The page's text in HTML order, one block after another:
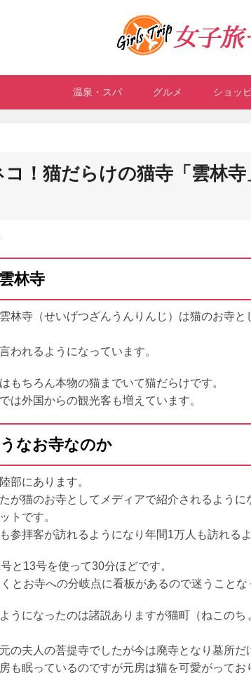
女子旅で
女性向けの旅行情報サイト。
温泉・スパ グルメ ショッ
！猫だらけの猫寺「雲林
林寺
林寺（せいげつざんうんりんじ）は猫のお寺と
われるようになっています。
もちろん本物の猫までいて猫だらけです。
は外国からの観光客も増えています。
なお寺なのか
部にあります。
が猫のお寺としてメディアで紹介されるように
トです。
参拝客が訪れるようになり年間1万人も訪れる
と13号を使って30分ほどです。
とお寺への分岐点に看板があるので迷うことな
うになったのは諸説ありますが猫町（ねこの
の夫人の菩提寺でしたが今は廃寺となり墓所だ
も眠っているのですが元房は猫を可愛がってお